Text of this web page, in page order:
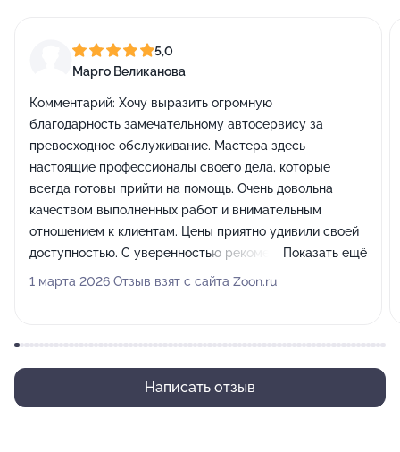
5,0
Марго Великанова
Комментарий: Хочу выразить огромную
благодарность замечательному автосервису за
превосходное обслуживание. Мастера здесь
настоящие профессионалы своего дела, которые
всегда готовы прийти на помощь. Очень довольна
качеством выполненных работ и внимательным
отношением к клиентам. Цены приятно удивили своей
доступностью. С уверенностью рекомендую этот
сервис всем своим знакомым!
Показать ещё
1 марта 2026 Отзыв взят с сайта Zoon.ru
Написать отзыв